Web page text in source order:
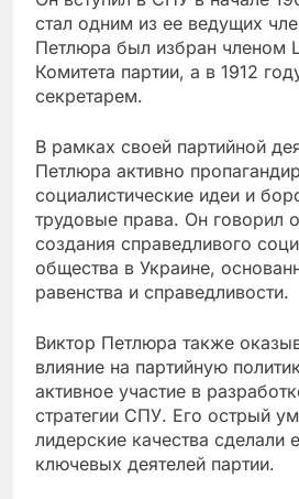
стал одним из ее ведущих
Петлюра был избран членом
Комитета партии, а в 1912
секретарем.
В рамках своей партийной
Петлюра активно
социалистические идеи и
трудовые права. Он говорил
создания справедливого
общества в Украине,
равенства и справедливости.
Виктор Петлюра также
влияние на партийную
активное участие в
стратегии СПУ. Его острый
лидерские качества сделали
ключевых деятелей партии.